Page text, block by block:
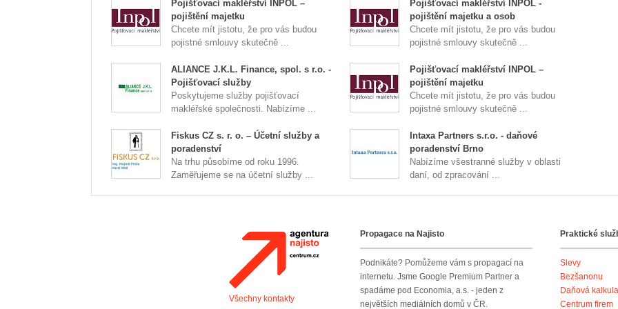
Pojišťovací makléřství INPOL –
pojištění majetku
Chcete mít jistotu, že pro vás budou
pojistné smlouvy skutečně ...
Pojišťovací makléřství INPOL -
pojištění majetku a osob
Chcete mít jistotu, že pro vás budou
pojistné smlouvy skutečně ...
ALIANCE J.K.L. Finance, spol. s r.o. -
Pojišťovací služby
Poskytujeme služby pojišťovací
makléřské společnosti. Nabízíme ...
Pojišťovací makléřství INPOL –
pojištění majetku
Chcete mít jistotu, že pro vás budou
pojistné smlouvy skutečně ...
Fiskus CZ s. r. o. – Účetní služby a
poradenství
Na trhu působíme od roku 1996.
Zaměřujeme se na účetní služby ...
Intaxa Partners s.r.o. - daňové
poradenství Brno
Nabízíme všestranné služby v oblasti
daní, od zpracování ...
Agentura Najisto
Všechny kontakty
Propagace na Najisto
Podnikáte? Pomůžeme vám s propagací na
internetu. Jsme Google Premium Partner a
spadáme pod Economia, a.s. - jeden z
největších mediálních domů v ČR.
Praktické
Slevy
Bezšanonu
Daňová
Centrum firem